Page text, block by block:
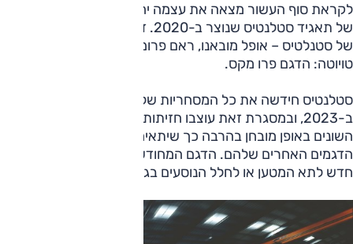
לקראת סוף העשור מצאה את עצמה יחד איתה באותה מסגרת
של תאגיד סטלנטיס שנוצר ב-2020. דגם זה משרת עוד מותגים
של סטנלטיס – אופל מובאנו, ראם פרומסטאר – כמו-גם את
טויוטה: הדגם פרו מקס.
סטלנטיס חידשה את כל המסחריות שלה ומשל כל המותגים
ב-2023, ובמסגרת זאת עוצבו חזיתות הדגמים של המותגים
השונים באופן מובחן בהרבה כך שיתאימו לקו המאפיין את
הדגמים האחרים שלהם. הדגם המחודש מוצע כעת גם עם דיפון
חדש לתא המטען או לחלל הנוסעים בגרסאות היקרות יותר.